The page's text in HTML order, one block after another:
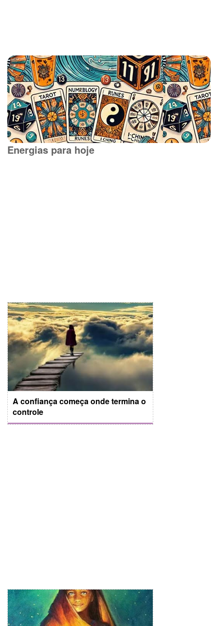
Energias para hoje
A confiança começa onde termina o
controle